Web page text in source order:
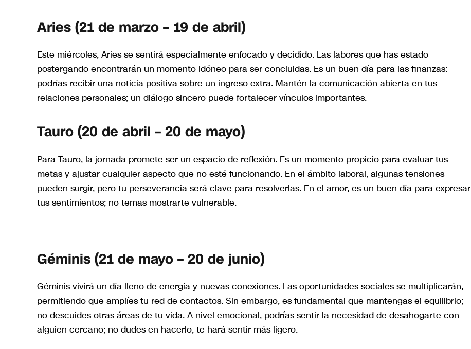
Aries (21 de marzo – 19 de abril)
Este miércoles, Aries se sentirá especialmente enfocado y decidido. Las labores que has estado
postergando encontrarán un momento idóneo para ser concluidas. Es un buen día para las finanzas:
podrías recibir una noticia positiva sobre un ingreso extra. Mantén la comunicación abierta en tus
relaciones personales; un diálogo sincero puede fortalecer vínculos importantes.
Tauro (20 de abril – 20 de mayo)
Para Tauro, la jornada promete ser un espacio de reflexión. Es un momento propicio para evaluar tus
metas y ajustar cualquier aspecto que no esté funcionando. En el ámbito laboral, algunas tensiones
pueden surgir, pero tu perseverancia será clave para resolverlas. En el amor, es un buen día para expresar
tus sentimientos; no temas mostrarte vulnerable.
Géminis (21 de mayo – 20 de junio)
Géminis vivirá un día lleno de energía y nuevas conexiones. Las oportunidades sociales se multiplicarán,
permitiendo que amplíes tu red de contactos. Sin embargo, es fundamental que mantengas el equilibrio;
no descuides otras áreas de tu vida. A nivel emocional, podrías sentir la necesidad de desahogarte con
alguien cercano; no dudes en hacerlo, te hará sentir más ligero.